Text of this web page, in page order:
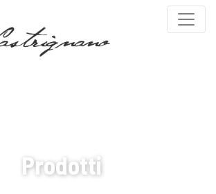
Prodotti